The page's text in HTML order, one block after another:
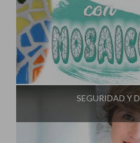
Influencer:El
SEGURIDAD Y